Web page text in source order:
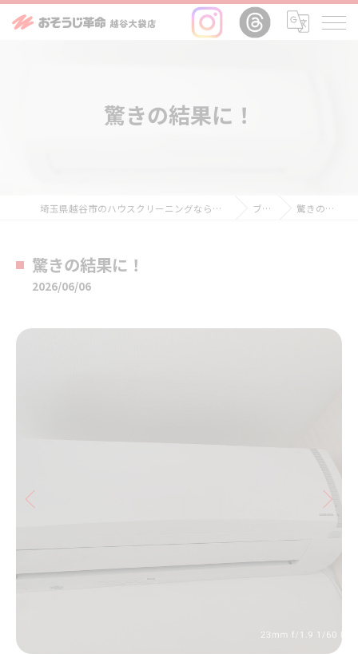
驚きの結果に！
埼玉県越谷市のハウスクリーニングならおそうじ革命越谷大袋店 ブログ 驚きの結果に！
驚きの結果に！
2026/06/06